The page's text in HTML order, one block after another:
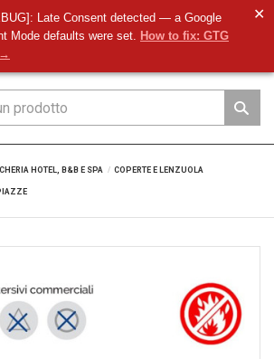
Late Consent detected — a Google
Mode defaults were set. How to fix: GTG
✕
HOTEL, B&B E SPA COPERTE E LENZUOLA